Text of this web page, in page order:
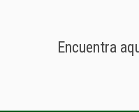
Encuentra